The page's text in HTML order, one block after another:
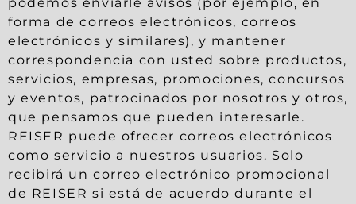
forma de correos electrónicos, correos
electrónicos y similares), y mantener
correspondencia con usted sobre productos,
servicios, empresas, promociones, concursos
y eventos, patrocinados por nosotros y otros,
que pensamos que pueden interesarle.
REISER puede ofrecer correos electrónicos
como servicio a nuestros usuarios. Solo
recibirá un correo electrónico promocional
de REISER si está de acuerdo durante el